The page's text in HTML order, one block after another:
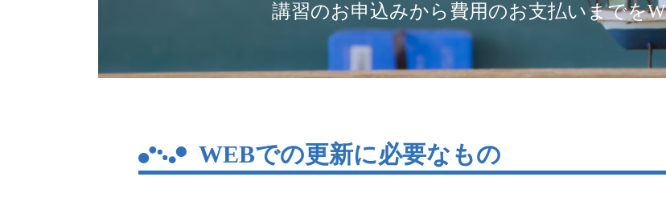
講習のお申込みから費用のお支払いまでを
WEBでの更新に必要なもの